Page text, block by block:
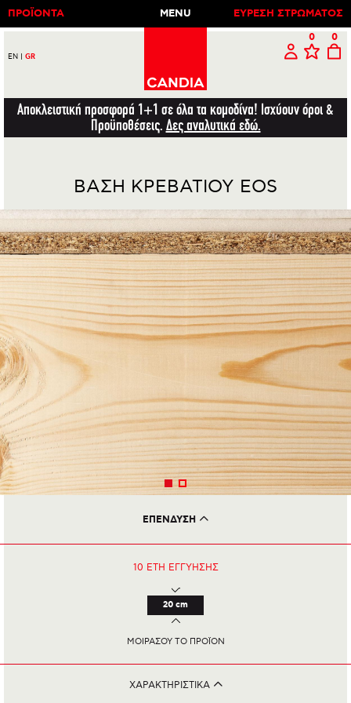
ΠΡΟΪΟΝΤΑ MENU ΕΥΡΕΣΗ ΣΤΡΩΜΑΤΟΣ
EN GR
0 0
Αποκλειστική προσφορά 1+1 σε όλα τα κομοδίνα! Ισχύουν όροι &
Προϋποθέσεις. Δες αναλυτικά εδώ.
ΒΑΣΗ ΚΡΕΒΑΤΙΟΥ EOS
ΕΠΕΝΔΥΣΗ
10 ΕΤΗ ΕΓΓΥΗΣΗΣ
20 cm
ΜΟΙΡΑΣΟΥ ΤΟ ΠΡΟΪΟΝ
ΧΑΡΑΚΤΗΡΙΣΤΙΚΑ